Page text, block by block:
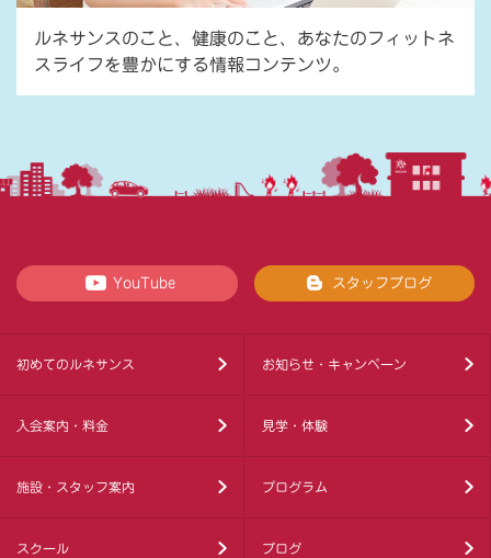
ルネサンスのこと、健康のこと、あなたのフィットネ
スライフを豊かにする情報コンテンツ。
YouTube スタッフブログ
初めてのルネサンス お知らせ・キャンペーン
入会案内・料金 見学・体験
施設・スタッフ案内 プログラム
スクール ブログ